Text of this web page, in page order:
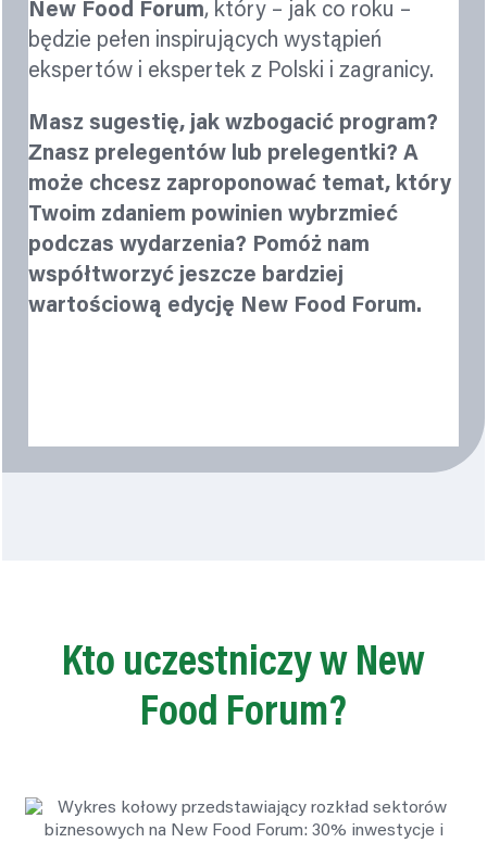
New Food Forum, który – jak co roku –
będzie pełen inspirujących wystąpień
ekspertów i ekspertek z Polski i zagranicy.
Masz sugestię, jak wzbogacić program?
Znasz prelegentów lub prelegentki? A
może chcesz zaproponować temat, który
Twoim zdaniem powinien wybrzmieć
podczas wydarzenia? Pomóż nam
współtworzyć jeszcze bardziej
wartościową edycję New Food Forum.
Kto uczestniczy w New
Food Forum?